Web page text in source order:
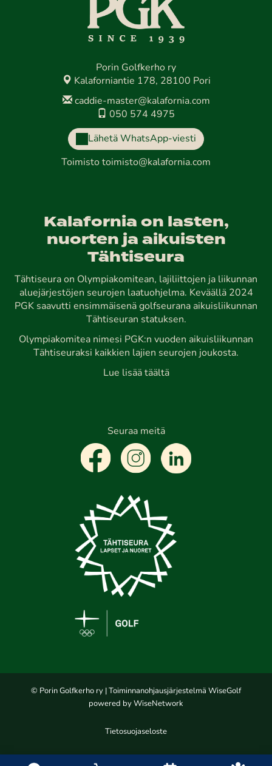
Porin Golfkerho ry
Kalaforniantie 178, 28100 Pori
caddie-master@kalafornia.com
050 574 4975
Lähetä WhatsApp-viesti
Toimisto toimisto@kalafornia.com
Kalafornia on lasten,
nuorten ja aikuisten
Tähtiseura
Tähtiseura on Olympiakomitean, lajiliittojen ja liikunnan
aluejärjestöjen seurojen laatuohjelma. Keväällä 2024
PGK saavutti ensimmäisenä golfseurana aikuisliikunnan
Tähtiseuran statuksen.
Olympiakomitea nimesi PGK:n vuoden aikuisliikunnan
Tähtiseuraksi kaikkien lajien seurojen joukosta.
Lue lisää täältä
Seuraa meitä
© Porin Golfkerho ry | Toiminnanohjausjärjestelmä WiseGolf
powered by WiseNetwork
Tietosuojaseloste